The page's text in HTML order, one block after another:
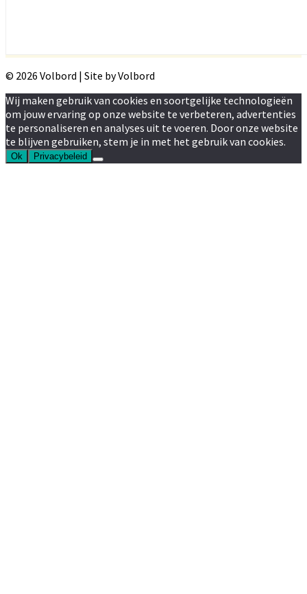
© 2026 Volbord | Site by Volbord
Wij maken gebruik van cookies en soortgelijke technologieën
om jouw ervaring op onze website te verbeteren, advertenties
te personaliseren en analyses uit te voeren. Door onze website
te blijven gebruiken, stem je in met het gebruik van cookies.
Ok Privacybeleid